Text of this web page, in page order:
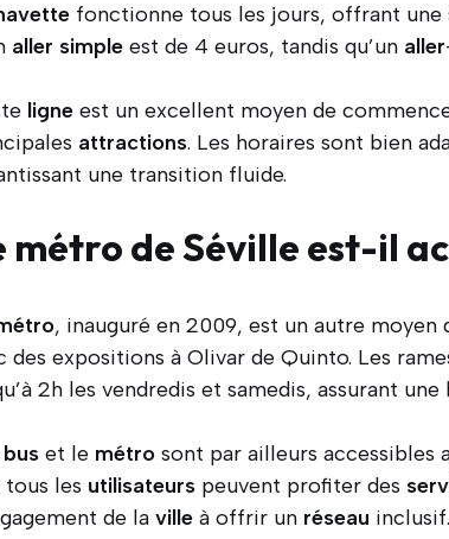
fonctionne tous les jours, offrant
aller simple est de 4 euros, tandis qu’un aller
ligne est un excellent moyen de
attractions. Les horaires sont bien
une transition fluide.
métro de Séville est-il
, inauguré en 2009, est un autre
des expositions à Olivar de Quinto. Les
2h les vendredis et samedis, assurant une
bus et le métro sont par ailleurs accessibles
tous les utilisateurs peuvent profiter des
de la ville à offrir un réseau inclusif.